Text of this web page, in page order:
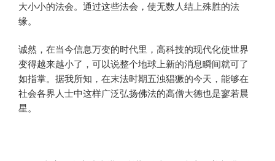
大小小的法会。通过这些法会，使无数人结上殊胜的法
缘。
诚然，在当今信息万变的时代里，高科技的现代化使世界
变得越来越小了，可以说整个地球上新的消息瞬间就可了
如指掌。据我所知，在末法时期五浊猖獗的今天，能够在
社会各界人士中这样广泛弘扬佛法的高僧大德也是寥若晨
星。